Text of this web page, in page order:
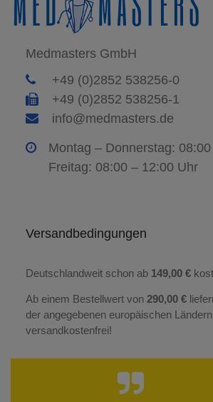
Medmasters GmbH
+49 (0)2852 538256-0
+49 (0)2852 538256-1
info@medmasters.de
Montag – Donnerstag:
Freitag: 08:00 – 12:00 Uhr
Versandbedingungen
Deutschlandweit schon ab 149,00 €
Ab einem Bestellwert von 290,00 €
der angegebenen europäischen Ländern
versandkostenfrei!